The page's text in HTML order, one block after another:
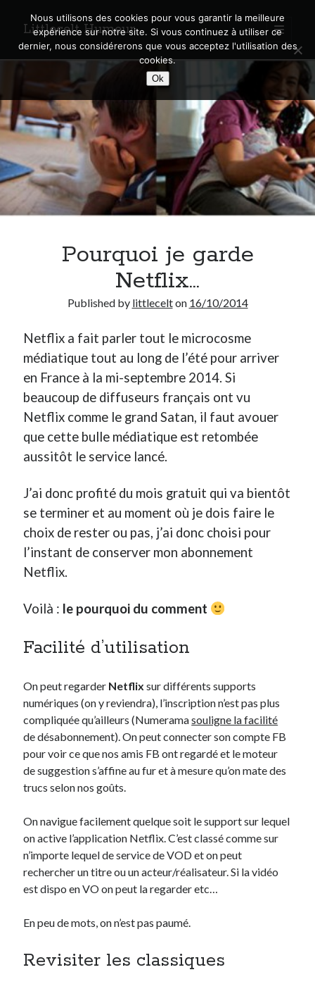
Littlecelt Humeur
open
primary
menu
Sidebar
Recherche sur le blog
Derniers articles
Municipales 2026 : Lyon, Métropole et Caluire, mon choix pour l’avenir
Quel Lyonnais es-tu, Renaud Ducher ?
A quand une véritable place pour le vélo à Caluire dans la Métropole de
Comment je vis ma vie sur un vélo
Derniers Commentaires
Entretien ménager dansT’as vu quoi ? #52
JFdansC’était pas mieux avant… à Lyon
littlecelt dans
Comment j’ai opéré ma vélorution toute personnelle
Comment j’ai opéré ma vélorution toute personnelle
Renaud Ducherdans Comment j’ai opéré ma vélorution toute
personnelle
Commentaires récents
Entretien ménagerdansT’as vu quoi ? #52
JFdansC’était pas mieux avant… à Lyon
littlecelt dans
Renaud Ducher
Comment j’ai opéré ma vélorution toute
personnelle
A Lyon
Bon plan du dimanche
Coup de coeur
Daddy
Engagé
Geek
Green
Lectures
Lyon
Lyon à Livre Ouvert
Mini-monsieur
Non classé
Patchwork
Post inutile
Pourquoi je garde
Netflix…
Published by littlecelton 16/10/2014
Netflix a fait parler tout le microcosme
médiatique tout au long de l’été pour arriver
en France à la mi-septembre 2014. Si
beaucoup de diffuseurs français ont vu
Netflix comme le grand Satan, il faut avouer
que cette bulle médiatique est retombée
aussitôt le service lancé.
J’ai donc profité du mois gratuit qui va bientôt
se terminer et au moment où je dois faire le
choix de rester ou pas, j’ai donc choisi pour
l’instant de conserver mon abonnement
Netflix.
Voilà : le pourquoi du comment
Facilité d’utilisation
On peut regarder Netflix sur différents supports
numériques (on y reviendra), l’inscription n’est pas plus
compliquée qu’ailleurs (Numeramasouligne la facilité
de désabonnement). On peut connecter son compte FB
pour voir ce que nos amis FB ont regardé et le moteur
de suggestion s’affine au fur et à mesure qu’on mate des
trucs selon nos goûts.
On navigue facilement quelque soit le support sur lequel
on active l’application Netflix. C’est classé comme sur
n’importe lequel de service de VOD et on peut
rechercher un titre ou un acteur/réalisateur. Si la vidéo
est dispo en VO on peut la regarder etc…
En peu de mots, on n’est pas paumé.
Revisiter les classiques
Nous utilisons des cookies pour vous garantir la meilleure
expérience sur notre site. Si vous continuez à utiliser ce
dernier, nous considérerons que vous acceptez l'utilisation des
cookies.
Ok